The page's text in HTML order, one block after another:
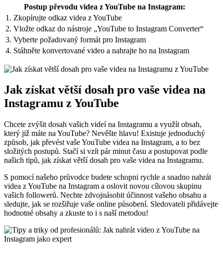
Postup převodu videa z YouTube na Instagram:
1. Zkopírujte odkaz videa z YouTube
2. Vložte odkaz do nástroje „YouTube to Instagram Converter“
3. Vyberte požadovaný formát pro Instagram
4. Stáhněte konvertované video a nahrajte ho na Instagram
Jak získat větší dosah pro vaše videa na
Instagramu z YouTube
Chcete zvýšit dosah vašich videí na Instagramu a využít obsah,
který již máte na YouTube? Nevěšte hlavu! Existuje jednoduchý
způsob, jak převést vaše YouTube videa na Instagram, a to bez
složitých postupů. Stačí si vzít pár minut času a postupovat podle
našich tipů, jak získat větší dosah pro vaše videa na Instagramu.
S pomocí našeho průvodce budete schopni rychle a snadno nahrát
videa z YouTube na Instagram a oslovit novou cílovou skupinu
vašich followerů. Nechte zdvojnásobit účinnost vašeho obsahu a
sledujte, jak se rozšiřuje vaše online působení. Sledovateli přidávejte
hodnotné obsahy a zkuste to i s naší metodou!